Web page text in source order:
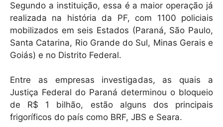
Segundo a instituição, essa é a maior operação já
realizada na história da PF, com 1100 policiais
mobilizados em seis Estados (Paraná, São Paulo,
Santa Catarina, Rio Grande do Sul, Minas Gerais e
Goiás) e no Distrito Federal.
Entre as empresas investigadas, as quais a
Justiça Federal do Paraná determinou o bloqueio
de R$ 1 bilhão, estão alguns dos principais
frigoríficos do país como BRF, JBS e Seara.